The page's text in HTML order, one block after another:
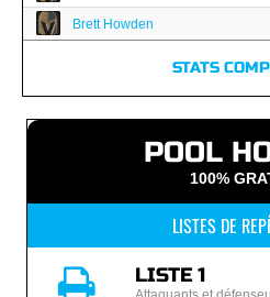
Brett Howden
STATS
POOL
100%
LISTES DE
LISTE 1